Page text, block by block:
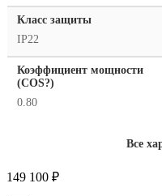
Класс защиты
IP22
Коэффициент мощности
(COS?)
0.80
Все
149 100 ₽